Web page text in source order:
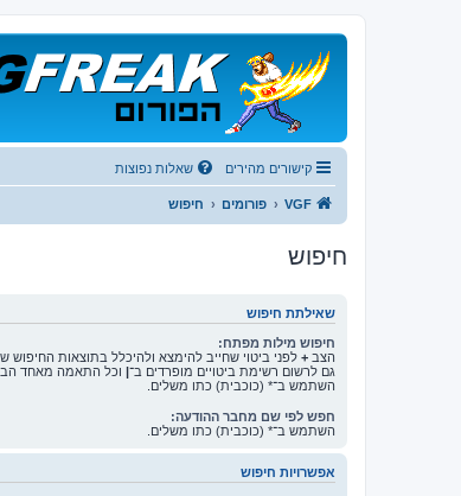
קישורים מהירים שאלות נפוצות
VGF פורומים חיפוש
חיפוש
שאילתת חיפוש
חיפוש מילות מפתח:
הצב + לפני ביטוי שחייב להימצא ולהיכלל בתוצאות החיפוש
גם לרשום רשימת ביטויים מופרדים ב־| וכל התאמה מאחד
השתמש ב־* (כוכבית) כתו משלים.
חפש לפי שם מחבר ההודעה:
השתמש ב־* (כוכבית) כתו משלים.
אפשרויות חיפוש